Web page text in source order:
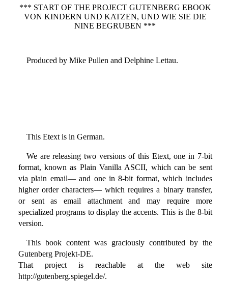
*** START OF THE PROJECT GUTENBERG EBOOK
VON KINDERN UND KATZEN, UND WIE SIE DIE
NINE BEGRUBEN ***
Produced by Mike Pullen and Delphine Lettau.
This Etext is in German.
We are releasing two versions of this Etext, one in 7-bit
format, known as Plain Vanilla ASCII, which can be sent
via plain email— and one in 8-bit format, which includes
higher order characters— which requires a binary transfer,
or sent as email attachment and may require more
specialized programs to display the accents. This is the 8-bit
version.
This book content was graciously contributed by the
Gutenberg Projekt-DE.
That project is reachable at the web site
http://gutenberg.spiegel.de/.